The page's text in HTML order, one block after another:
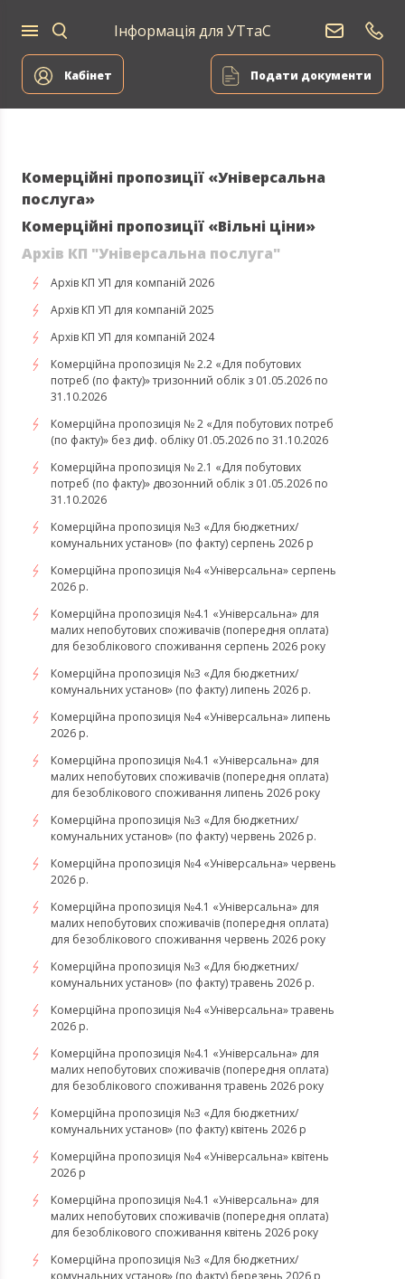
Кабінет Подати документи
Інформація для УТтаС
дому
компаній
Постачання
природного
газу
Комерційні пропозиції «Універсальна
послуга»
Комерційні пропозиції «Вільні ціни»
Архів КП "Універсальна послуга"
Архів КП УП для компаній 2026
Архів КП УП для компаній 2025
Архів КП УП для компаній 2024
Комерційна пропозиція № 2.2 «Для побутових
потреб (по факту)» тризонний облік з 01.05.2026 по
31.10.2026
Комерційна пропозиція № 2 «Для побутових потреб
(по факту)» без диф. обліку 01.05.2026 по 31.10.2026
Комерційна пропозиція № 2.1 «Для побутових
потреб (по факту)» двозонний облік з 01.05.2026 по
31.10.2026
Комерційна пропозиція №3 «Для бюджетних/
комунальних установ» (по факту) серпень 2026 р
Комерційна пропозиція №4 «Універсальна» серпень
2026 р.
Комерційна пропозиція №4.1 «Універсальна» для
малих непобутових споживачів (попередня оплата)
для безоблікового споживання серпень 2026 року
Комерційна пропозиція №3 «Для бюджетних/
комунальних установ» (по факту) липень 2026 р.
Комерційна пропозиція №4 «Універсальна» липень
2026 р.
Комерційна пропозиція №4.1 «Універсальна» для
малих непобутових споживачів (попередня оплата)
для безоблікового споживання липень 2026 року
Комерційна пропозиція №3 «Для бюджетних/
комунальних установ» (по факту) червень 2026 р.
Комерційна пропозиція №4 «Універсальна» червень
2026 р.
Комерційна пропозиція №4.1 «Універсальна» для
малих непобутових споживачів (попередня оплата)
для безоблікового споживання червень 2026 року
Комерційна пропозиція №3 «Для бюджетних/
комунальних установ» (по факту) травень 2026 р.
Комерційна пропозиція №4 «Універсальна» травень
2026 р.
Комерційна пропозиція №4.1 «Універсальна» для
малих непобутових споживачів (попередня оплата)
для безоблікового споживання травень 2026 року
Комерційна пропозиція №3 «Для бюджетних/
комунальних установ» (по факту) квітень 2026 р
Комерційна пропозиція №4 «Універсальна» квітень
2026 р
Комерційна пропозиція №4.1 «Універсальна» для
малих непобутових споживачів (попередня оплата)
для безоблікового споживання квітень 2026 року
Комерційна пропозиція №3 «Для бюджетних/
комунальних установ» (по факту) березень 2026 р